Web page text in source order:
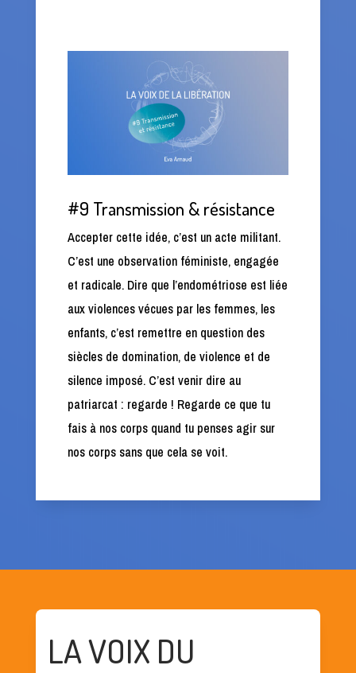
#9 Transmission & résistance
Accepter cette idée, c’est un acte militant.
C’est une observation féministe, engagée
et radicale. Dire que l’endométriose est liée
aux violences vécues par les femmes, les
enfants, c’est remettre en question des
siècles de domination, de violence et de
silence imposé. C’est venir dire au
patriarcat : regarde ! Regarde ce que tu
fais à nos corps quand tu penses agir sur
nos corps sans que cela se voit.
LA VOIX DU